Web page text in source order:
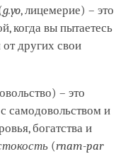
g.yo, лицемерие) – это
когда вы пытаетесь
других свои
– это
самодовольством и
богатства и
(rnam-par